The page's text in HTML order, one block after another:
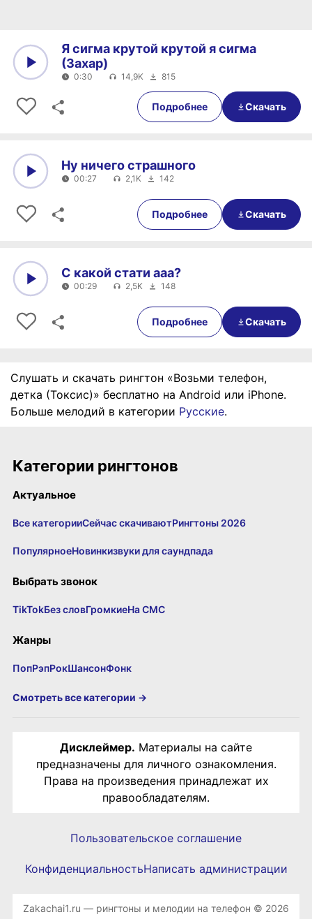
0:30
Я сигма крутой крутой я сигма
(Захар)
0:30 14,9K 815
Подробнее Скачать
00:27
Ну ничего страшного
00:27 2,1K 142
Подробнее Скачать
00:29
С какой стати ааа?
00:29 2,5K 148
Подробнее Скачать
Слушать и скачать рингтон «Возьми телефон,
детка (Токсис)» бесплатно на Android или iPhone.
Больше мелодий в категории Русские.
Категории рингтонов
Актуальное
Все категорииСейчас скачиваютРингтоны 2026
ПопулярноеНовинкизвуки для саундпада
Выбрать звонок
TikTokБез словГромкиеНа СМС
Жанры
ПопРэпРокШансонФонк
Смотреть все категории →
Дисклеймер. Материалы на сайте
предназначены для личного ознакомления.
Права на произведения принадлежат их
правообладателям.
Пользовательское соглашение
КонфиденциальностьНаписать администрации
Zakachai1.ru — рингтоны и мелодии на телефон © 2026